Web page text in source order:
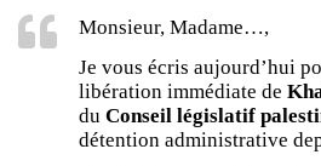
Monsieur, Madame…,
Je vous écris aujourd’hui
libération immédiate de
du Conseil législatif
détention administrative